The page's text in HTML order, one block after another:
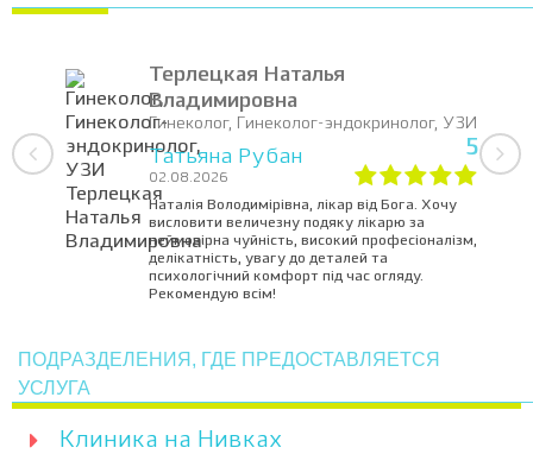
Терлецкая Наталья
Владимировна
Гинеколог, Гинеколог-эндокринолог, УЗИ
Татьяна Рубан
02.08.2026
5
Наталія Володимірівна, лікар від Бога. Хочу
висловити величезну подяку лікарю за
неймовірна чуйність, високий професіоналізм,
делікатність, увагу до деталей та
психологічний комфорт під час огляду.
Рекомендую всім!
ПОДРАЗДЕЛЕНИЯ, ГДЕ ПРЕДОСТАВЛЯЕТСЯ
УСЛУГА
Клиника на Нивках